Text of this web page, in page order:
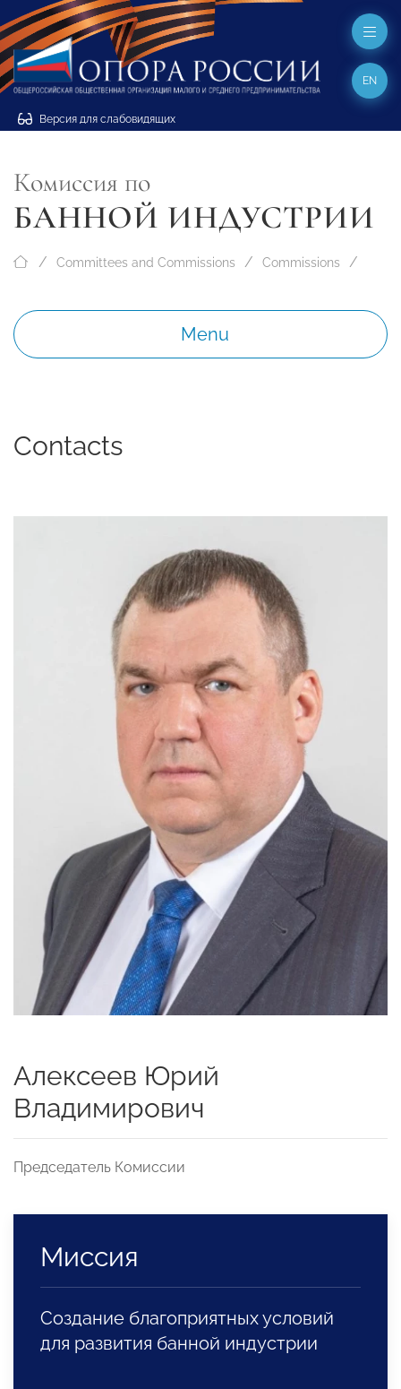
Версия для слабовидящих
EN
Комиссия по
БАННОЙ ИНДУСТРИИ
Committees and Commissions Commissions
Menu
Contacts
Алексеев Юрий
Владимирович
Председатель Комиссии
Миссия
Создание благоприятных условий
для развития банной индустрии